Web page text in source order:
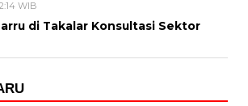
WIB
di Takalar Konsultasi Sektor